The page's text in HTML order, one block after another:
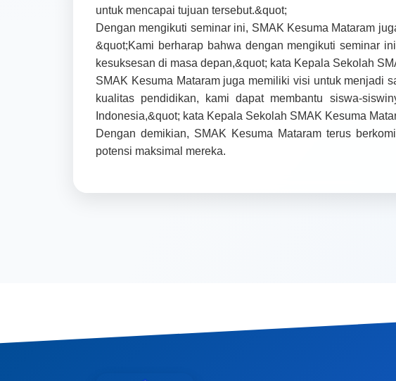
untuk mencapai tujuan tersebut.&quot;
Dengan mengikuti seminar ini, SMAK Kesuma Mataram
&quot;Kami berharap bahwa dengan mengikuti seminar
kesuksesan di masa depan,&quot; kata Kepala Sekolah
SMAK Kesuma Mataram juga memiliki visi untuk menjadi
kualitas pendidikan, kami dapat membantu siswa-
Indonesia,&quot; kata Kepala Sekolah SMAK Kesuma
Dengan demikian, SMAK Kesuma Mataram terus
potensi maksimal mereka.